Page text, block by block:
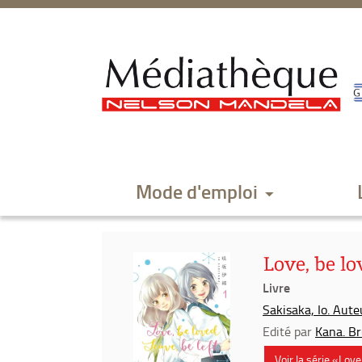
recherche
Mode d'emploi
Love, be
Livre
Sakisaka, Io.
Edité par Kana.